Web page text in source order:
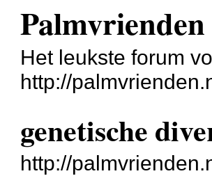
Het leukste forum
http://
genetische
http://